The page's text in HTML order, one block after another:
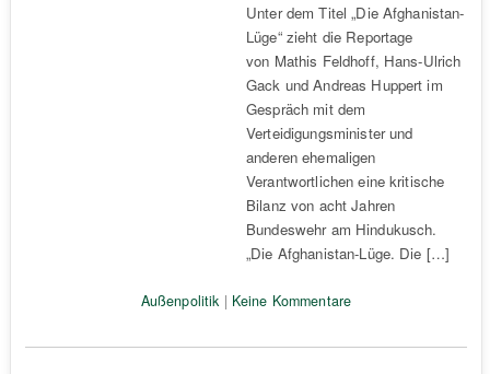
Unter dem Titel „Die Afghanistan-
Lüge“ zieht die Reportage
von Mathis Feldhoff, Hans-Ulrich
Gack und Andreas Huppert im
Gespräch mit dem
Verteidigungsminister und
anderen ehemaligen
Verantwortlichen eine kritische
Bilanz von acht Jahren
Bundeswehr am Hindukusch.
„Die Afghanistan-Lüge. Die […]
Außenpolitik | Keine Kommentare